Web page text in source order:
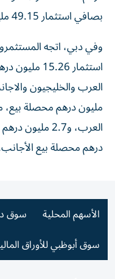
بصافي استثمار 49.15 مليون درهم محصلة بيع.
وفي دبي، اتجه
استثمار
درهم محصلة بيع
الأسهم المحلية
سوق
سوق أبوظبي للأوراق